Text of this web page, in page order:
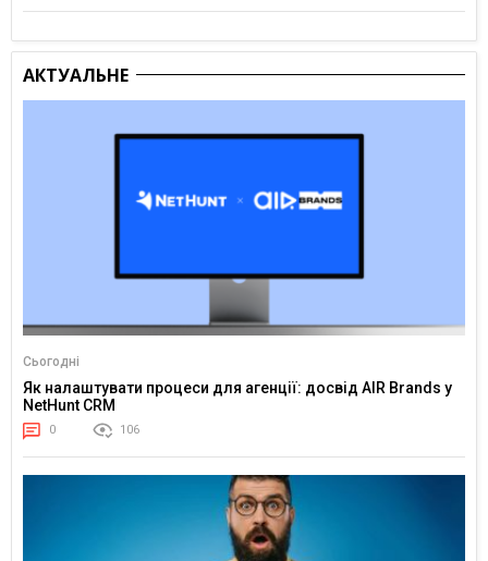
АКТУАЛЬНЕ
Сьогодні
Як налаштувати процеси для агенції: досвід AIR Brands у
NetHunt CRM
0 106